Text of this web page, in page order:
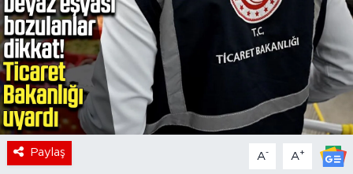
Paylaş A- A+